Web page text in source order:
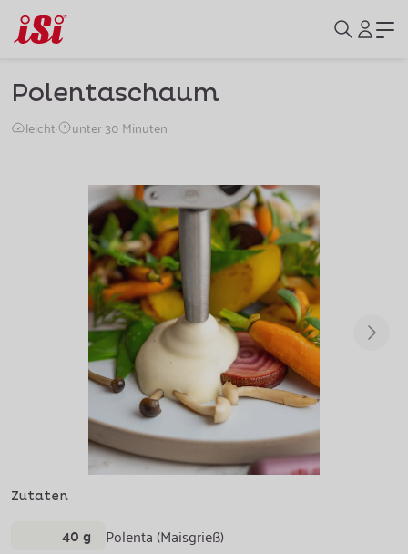
Polentaschaum
leicht· unter 30 Minuten
Zutaten
40 g Polenta (Maisgrieß)